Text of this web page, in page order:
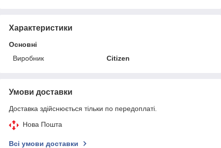
Характеристики
Основні
Виробник
Citizen
Умови доставки
Доставка здійснюється тільки по передоплаті.
Нова Пошта
Всі умови доставки